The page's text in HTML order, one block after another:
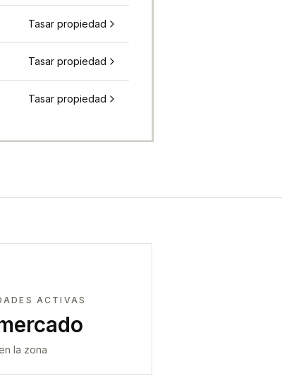
Tasar propiedad
Tasar propiedad
Tasar propiedad
ACTIVAS
la zona